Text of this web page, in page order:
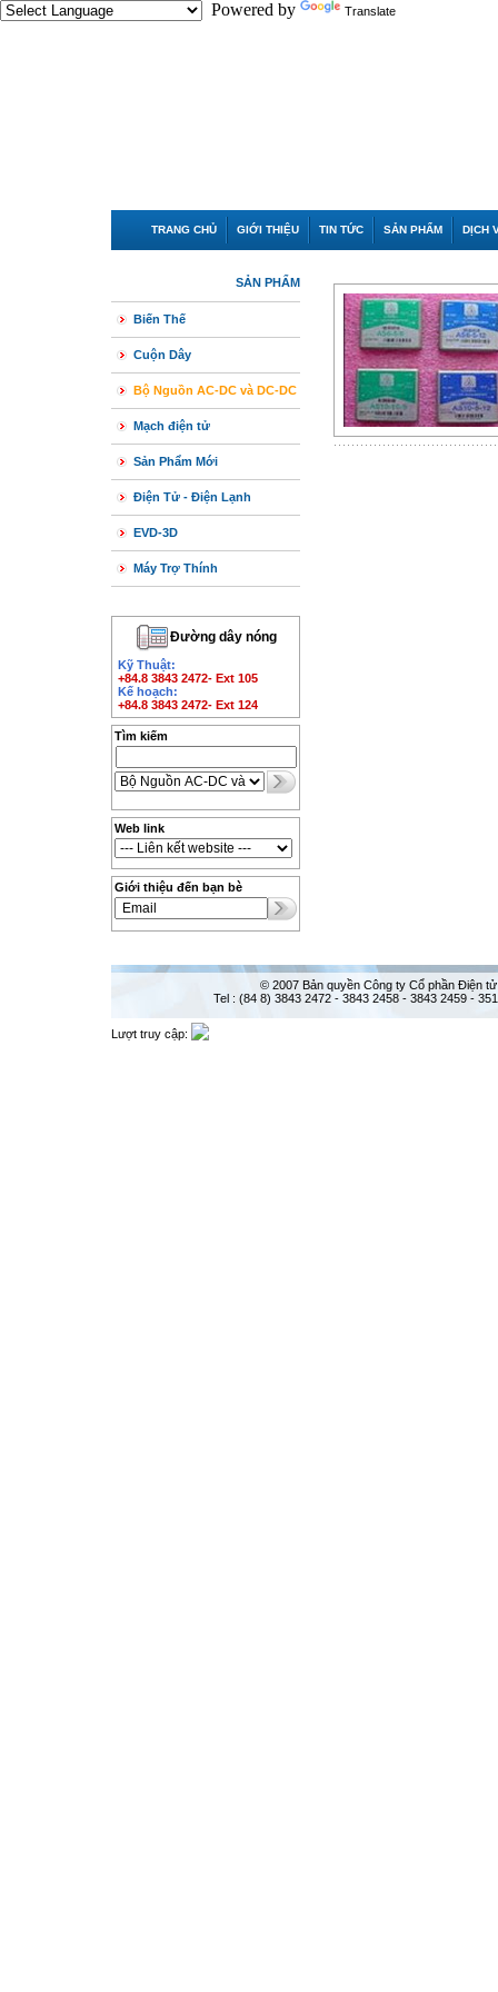
Powered by Translate
TRANG CHỦ GIỚI THIỆU TIN TỨC SẢN PHẨM DỊCH
SẢN PHẨM
Biến Thế
Cuộn Dây
Bộ Nguồn AC-DC và DC-DC
Mạch điện tử
Sản Phẩm Mới
Điện Tử - Điện Lạnh
EVD-3D
Máy Trợ Thính
Đường dây nóng
Kỹ Thuật:
+84.8 3843 2472- Ext 105
Kế hoạch:
+84.8 3843 2472- Ext 124
Tìm kiếm
Web link
Giới thiệu đến bạn bè
© 2007 Bản quyền Công ty Cổ phần Điện
Tel : (84 8) 3843 2472 - 3843 2458 - 3843 2459 -
Lượt truy cập: